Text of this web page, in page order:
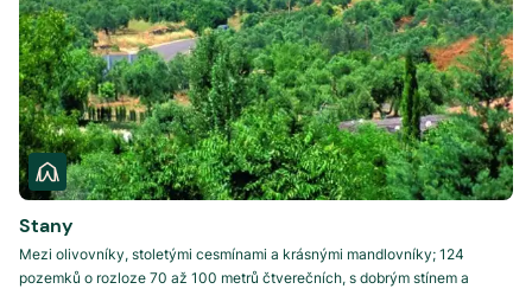
Stany
Mezi olivovníky, stoletými cesmínami a krásnými mandlovníky; 124
pozemků o rozloze 70 až 100 metrů čtverečních, s dobrým stínem a